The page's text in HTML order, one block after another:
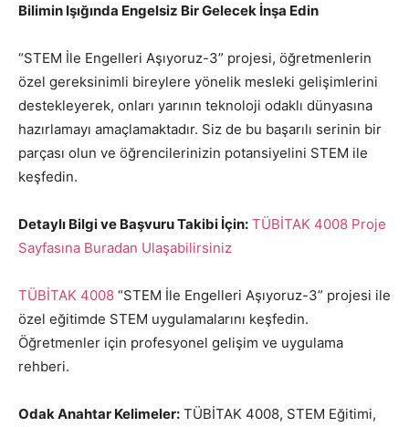
Bilimin Işığında Engelsiz Bir Gelecek İnşa Edin
“STEM İle Engelleri Aşıyoruz-3” projesi, öğretmenlerin
özel gereksinimli bireylere yönelik mesleki gelişimlerini
destekleyerek, onları yarının teknoloji odaklı dünyasına
hazırlamayı amaçlamaktadır. Siz de bu başarılı serinin bir
parçası olun ve öğrencilerinizin potansiyelini STEM ile
keşfedin.
Detaylı Bilgi ve Başvuru Takibi İçin: TÜBİTAK 4008 Proje
Sayfasına Buradan Ulaşabilirsiniz
TÜBİTAK 4008 “STEM İle Engelleri Aşıyoruz-3” projesi ile
özel eğitimde STEM uygulamalarını keşfedin.
Öğretmenler için profesyonel gelişim ve uygulama
rehberi.
Odak Anahtar Kelimeler: TÜBİTAK 4008, STEM Eğitimi,